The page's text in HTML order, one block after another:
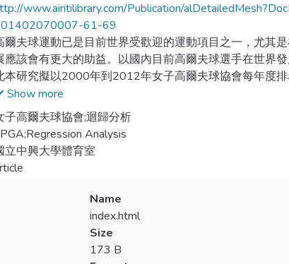
www.airitilibrary.com/Publication/
61-69
爾夫球運動已是目前世界受歡迎的運動項目之一，尤其
應該會有更大的助益。以國內目前高爾夫球選手在世界
本研究擬以2000年到2012年女子高爾夫球協會每年度
討，希望提供未來有志於世界高爾夫球舞台的女子選手
中影響選手桿數最重要的變數，其次為「平均推桿數」
先的考量外，更要找出影響這2個變數的關鍵因素，並針
Golf has been regarded as one of the most popular
greatly benefited promoting and developing this sport.
international competitions. For this reason, this study
were ranked top 70 by Lady Professional Golf
Show more
子高爾夫球協會;迴歸分析
Analysis
立中興大學體育室
Name
index.html
Size
173 B